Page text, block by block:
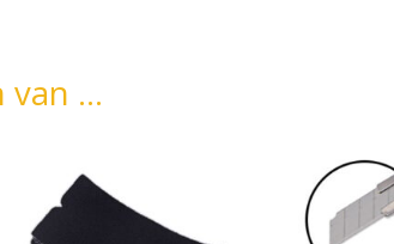
van …